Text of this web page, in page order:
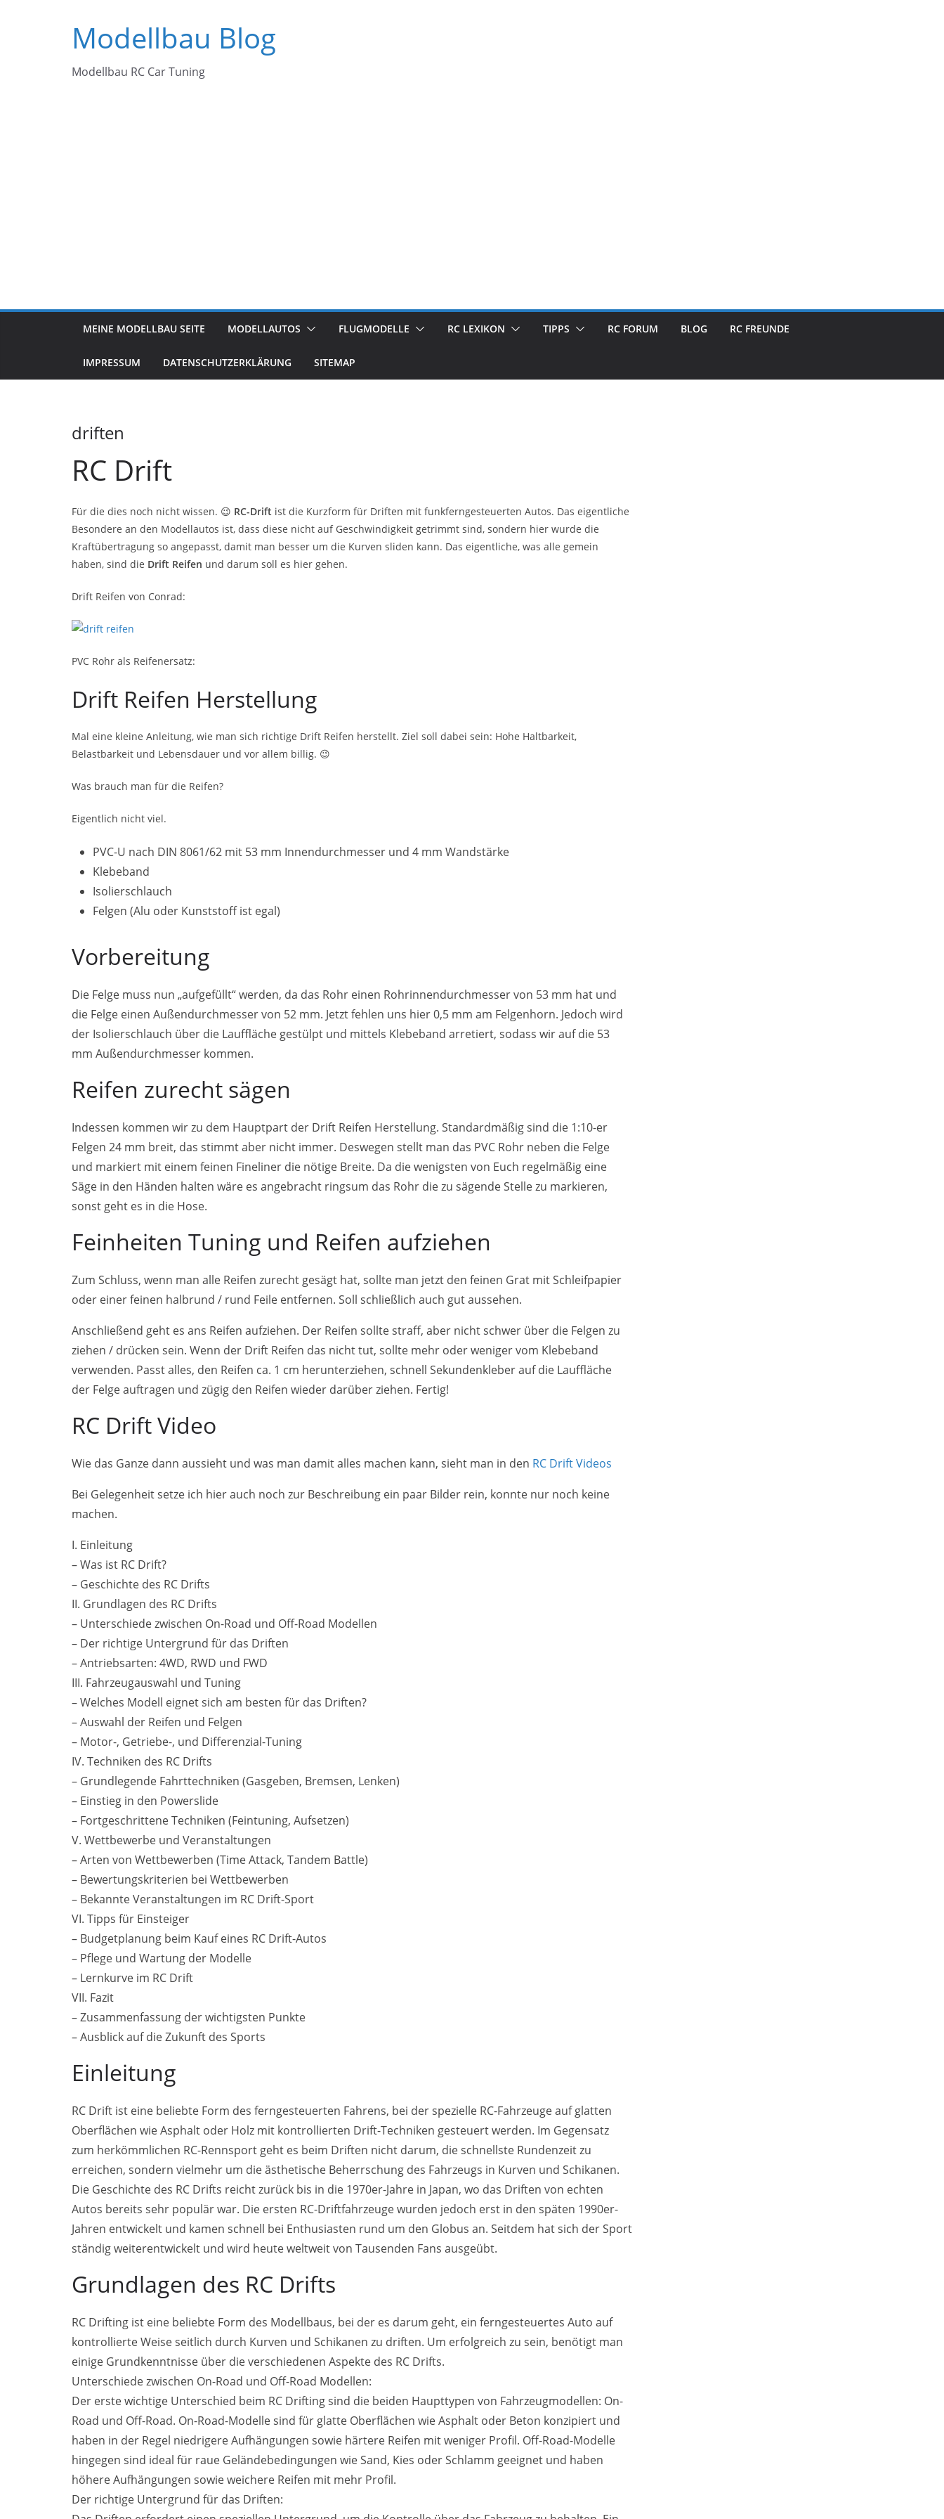
Modellbau Blog
Modellbau RC Car Tuning
MEINE MODELLBAU SEITE MODELLAUTOS FLUGMODELLE RC LEXIKON TIPPS RC FORUM BLOG RC FREUNDE
IMPRESSUM DATENSCHUTZERKLÄRUNG SITEMAP
driften
RC Drift
Für die dies noch nicht wissen. 😉 RC-Drift ist die Kurzform für Driften mit funkferngesteuerten Autos. Das eigentliche
Besondere an den Modellautos ist, dass diese nicht auf Geschwindigkeit getrimmt sind, sondern hier wurde die
Kraftübertragung so angepasst, damit man besser um die Kurven sliden kann. Das eigentliche, was alle gemein
haben, sind die Drift Reifen und darum soll es hier gehen.
Drift Reifen von Conrad:
PVC Rohr als Reifenersatz:
Drift Reifen Herstellung
Mal eine kleine Anleitung, wie man sich richtige Drift Reifen herstellt. Ziel soll dabei sein: Hohe Haltbarkeit,
Belastbarkeit und Lebensdauer und vor allem billig. 😉
Was brauch man für die Reifen?
Eigentlich nicht viel.
PVC-U nach DIN 8061/62 mit 53 mm Innendurchmesser und 4 mm Wandstärke
Klebeband
Isolierschlauch
Felgen (Alu oder Kunststoff ist egal)
Vorbereitung
Die Felge muss nun „aufgefüllt“ werden, da das Rohr einen Rohrinnendurchmesser von 53 mm hat und
die Felge einen Außendurchmesser von 52 mm. Jetzt fehlen uns hier 0,5 mm am Felgenhorn. Jedoch wird
der Isolierschlauch über die Lauffläche gestülpt und mittels Klebeband arretiert, sodass wir auf die 53
mm Außendurchmesser kommen.
Reifen zurecht sägen
Indessen kommen wir zu dem Hauptpart der Drift Reifen Herstellung. Standardmäßig sind die 1:10-er
Felgen 24 mm breit, das stimmt aber nicht immer. Deswegen stellt man das PVC Rohr neben die Felge
und markiert mit einem feinen Fineliner die nötige Breite. Da die wenigsten von Euch regelmäßig eine
Säge in den Händen halten wäre es angebracht ringsum das Rohr die zu sägende Stelle zu markieren,
sonst geht es in die Hose.
Feinheiten Tuning und Reifen aufziehen
Zum Schluss, wenn man alle Reifen zurecht gesägt hat, sollte man jetzt den feinen Grat mit Schleifpapier
oder einer feinen halbrund / rund Feile entfernen. Soll schließlich auch gut aussehen.
Anschließend geht es ans Reifen aufziehen. Der Reifen sollte straff, aber nicht schwer über die Felgen zu
ziehen / drücken sein. Wenn der Drift Reifen das nicht tut, sollte mehr oder weniger vom Klebeband
verwenden. Passt alles, den Reifen ca. 1 cm herunterziehen, schnell Sekundenkleber auf die Lauffläche
der Felge auftragen und zügig den Reifen wieder darüber ziehen. Fertig!
RC Drift Video
Wie das Ganze dann aussieht und was man damit alles machen kann, sieht man in den RC Drift Videos
Bei Gelegenheit setze ich hier auch noch zur Beschreibung ein paar Bilder rein, konnte nur noch keine
machen.
I. Einleitung
– Was ist RC Drift?
– Geschichte des RC Drifts
II. Grundlagen des RC Drifts
– Unterschiede zwischen On-Road und Off-Road Modellen
– Der richtige Untergrund für das Driften
– Antriebsarten: 4WD, RWD und FWD
III. Fahrzeugauswahl und Tuning
– Welches Modell eignet sich am besten für das Driften?
– Auswahl der Reifen und Felgen
– Motor-, Getriebe-, und Differenzial-Tuning
IV. Techniken des RC Drifts
– Grundlegende Fahrttechniken (Gasgeben, Bremsen, Lenken)
– Einstieg in den Powerslide
– Fortgeschrittene Techniken (Feintuning, Aufsetzen)
V. Wettbewerbe und Veranstaltungen
– Arten von Wettbewerben (Time Attack, Tandem Battle)
– Bewertungskriterien bei Wettbewerben
– Bekannte Veranstaltungen im RC Drift-Sport
VI. Tipps für Einsteiger
– Budgetplanung beim Kauf eines RC Drift-Autos
– Pflege und Wartung der Modelle
– Lernkurve im RC Drift
VII. Fazit
– Zusammenfassung der wichtigsten Punkte
– Ausblick auf die Zukunft des Sports
Einleitung
RC Drift ist eine beliebte Form des ferngesteuerten Fahrens, bei der spezielle RC-Fahrzeuge auf glatten
Oberflächen wie Asphalt oder Holz mit kontrollierten Drift-Techniken gesteuert werden. Im Gegensatz
zum herkömmlichen RC-Rennsport geht es beim Driften nicht darum, die schnellste Rundenzeit zu
erreichen, sondern vielmehr um die ästhetische Beherrschung des Fahrzeugs in Kurven und Schikanen.
Die Geschichte des RC Drifts reicht zurück bis in die 1970er-Jahre in Japan, wo das Driften von echten
Autos bereits sehr populär war. Die ersten RC-Driftfahrzeuge wurden jedoch erst in den späten 1990er-
Jahren entwickelt und kamen schnell bei Enthusiasten rund um den Globus an. Seitdem hat sich der Sport
ständig weiterentwickelt und wird heute weltweit von Tausenden Fans ausgeübt.
Grundlagen des RC Drifts
RC Drifting ist eine beliebte Form des Modellbaus, bei der es darum geht, ein ferngesteuertes Auto auf
kontrollierte Weise seitlich durch Kurven und Schikanen zu driften. Um erfolgreich zu sein, benötigt man
einige Grundkenntnisse über die verschiedenen Aspekte des RC Drifts.
Unterschiede zwischen On-Road und Off-Road Modellen:
Der erste wichtige Unterschied beim RC Drifting sind die beiden Haupttypen von Fahrzeugmodellen: On-
Road und Off-Road. On-Road-Modelle sind für glatte Oberflächen wie Asphalt oder Beton konzipiert und
haben in der Regel niedrigere Aufhängungen sowie härtere Reifen mit weniger Profil. Off-Road-Modelle
hingegen sind ideal für raue Geländebedingungen wie Sand, Kies oder Schlamm geeignet und haben
höhere Aufhängungen sowie weichere Reifen mit mehr Profil.
Der richtige Untergrund für das Driften: